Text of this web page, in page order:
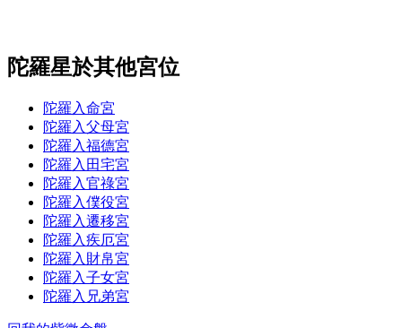
陀羅星於其他宮位
陀羅入命宮
陀羅入父母宮
陀羅入福德宮
陀羅入田宅宮
陀羅入官祿宮
陀羅入僕役宮
陀羅入遷移宮
陀羅入疾厄宮
陀羅入財帛宮
陀羅入子女宮
陀羅入兄弟宮